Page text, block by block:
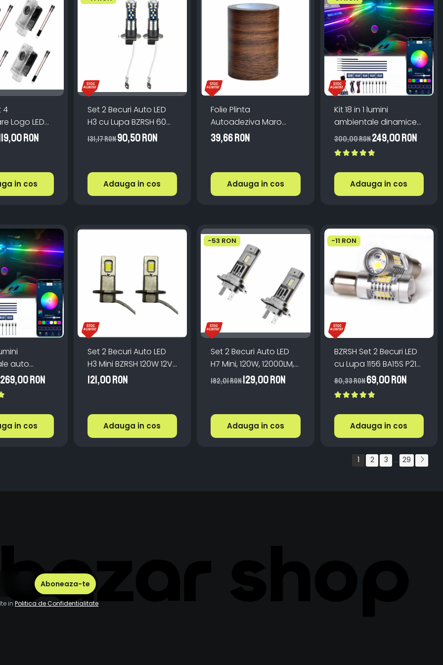
4
Logo LED
A3 A4 A5
Q7 - Alb
RON
in cos
Set 2 Becuri Auto LED
H3 cu Lupa BZRSH 60W
27 SMD 12V 6000K
131,17 RON90,50 RON
Adauga in cos
Folie Plinta
Autoadeziva Maro
10cm x 10m
Impermeabila Perete
39,66 RON
Adauga in cos
Kit 18 in 1 lumini
ambientale dinamice
auto RGB acrilic,
wireless
300,00 RON249,00 RON
Adauga in cos
auto
Symphony,
269,00 RON
in cos
Set 2 Becuri Auto LED
H3 Mini BZRSH 120W 12V
6000K 15000lm
121,00 RON
Adauga in cos
-53 RON
Set 2 Becuri Auto LED
H7 Mini, 120W, 12000LM,
Lumina Alb Rece
6500K, Tehnologie
Bord
182,01 RON129,00 RON
Adauga in cos
-11 RON
BZRSH Set 2 Becuri LED
cu Lupa 1156 BA15S P21W
27 LED 6000K Alb Rece
Universal
80,33 RON69,00 RON
Adauga in cos
1 2 3 ... 29
in Politica de Confidentialitate